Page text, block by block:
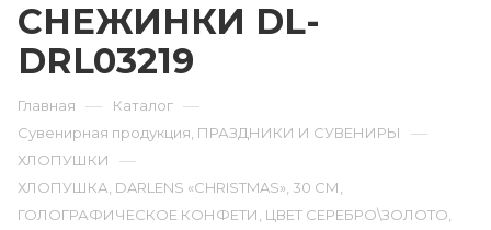
СНЕЖИНКИ DL-
DRL03219
Главная — Каталог —
Сувенирная продукция, ПРАЗДНИКИ И СУВЕНИРЫ —
ХЛОПУШКИ —
ХЛОПУШКА, DARLENS «CHRISTMAS», 30 СМ,
ГОЛОГРАФИЧЕСКОЕ КОНФЕТИ, ЦВЕТ СЕРЕБРО\ЗОЛОТО,